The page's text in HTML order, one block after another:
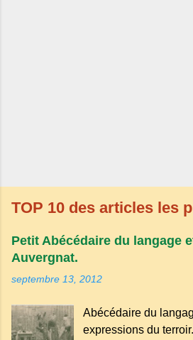
TOP 10 des articles les
Petit Abécédaire du langage
Auvergnat.
septembre 13, 2012
Abécédaire du
expressions du